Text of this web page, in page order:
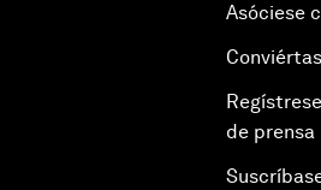
Asóciese
de prensa